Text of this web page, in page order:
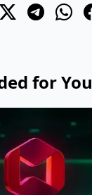
for You